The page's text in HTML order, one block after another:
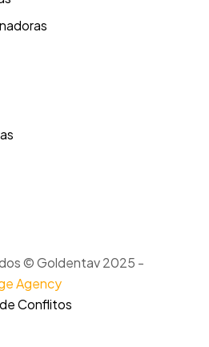
© Goldentav 2025 -
Agency
Conflitos